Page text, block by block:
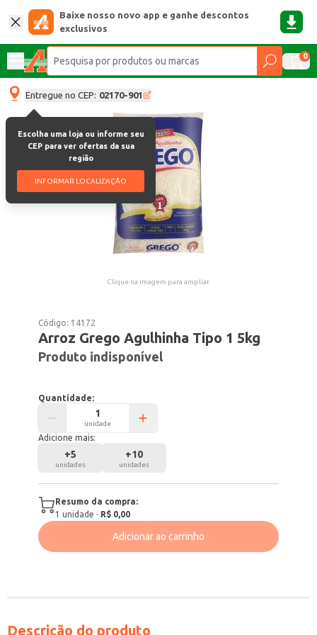
Baixe nosso novo app e ganhe descontos
exclusivos
0
Entregue no CEP: 02170-901
Escolha uma loja ou informe seu
CEP para ver ofertas da sua
região
INFORMAR LOCALIZAÇÃO
Clique na imagem para ampliar.
Código: 14172
Arroz Grego Agulhinha Tipo 1 5kg
Produto indisponível
Quantidade:
unidade
Adicione mais:
+5
unidades
+10
unidades
Resumo da compra:
1 unidade · R$ 0,00
Adicionar ao carrinho
Descrição do produto